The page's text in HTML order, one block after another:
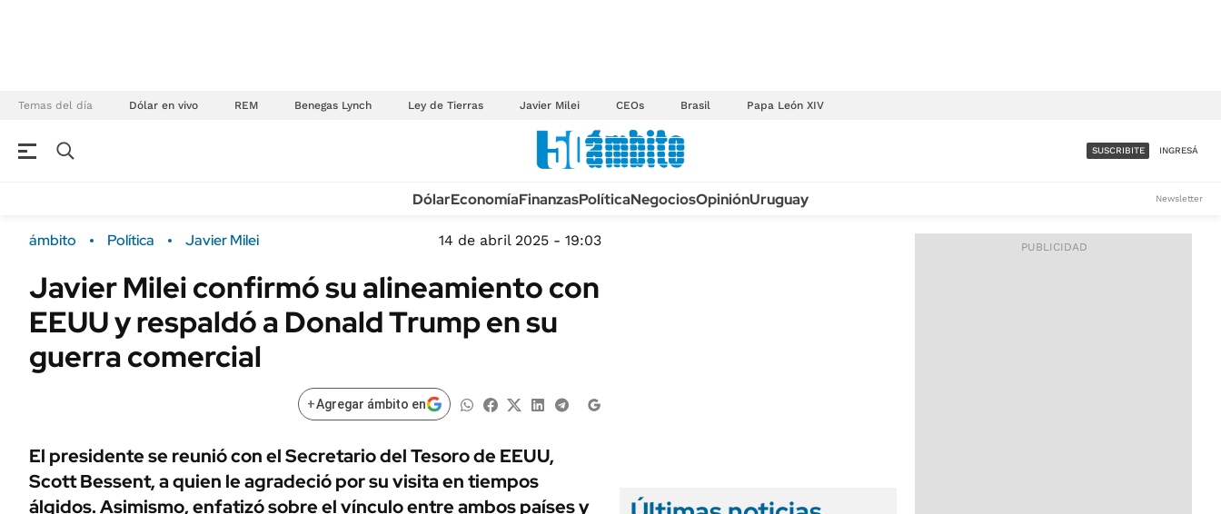
Temas del día Dólar en vivo REM Benegas Lynch Ley de Tierras Javier Milei CEOs Brasil Papa León XIV
Campo
FINANZAS
Dólar
Sustentabilidad
Seguros
URUGUAY
TECNOLOGÍA
MÉXICO
MUNDO
INFORMACIÓN GENERAL
AUTOS
ACCESO FULL - $1.800/MES
SUSCRIBITE INGRESÁ
DólarEconomíaFinanzasPolíticaNegociosOpiniónUruguay Newsletter
ámbito Política Javier Milei 14 de abril 2025 - 19:03
Javier Milei confirmó su alineamiento con
EEUU y respaldó a Donald Trump en su
guerra comercial
+Agregar ámbito en
El presidente se reunió con el Secretario del Tesoro de EEUU,
Scott Bessent, a quien le agradeció por su visita en tiempos
álgidos. Asimismo, enfatizó sobre el vínculo entre ambos países y